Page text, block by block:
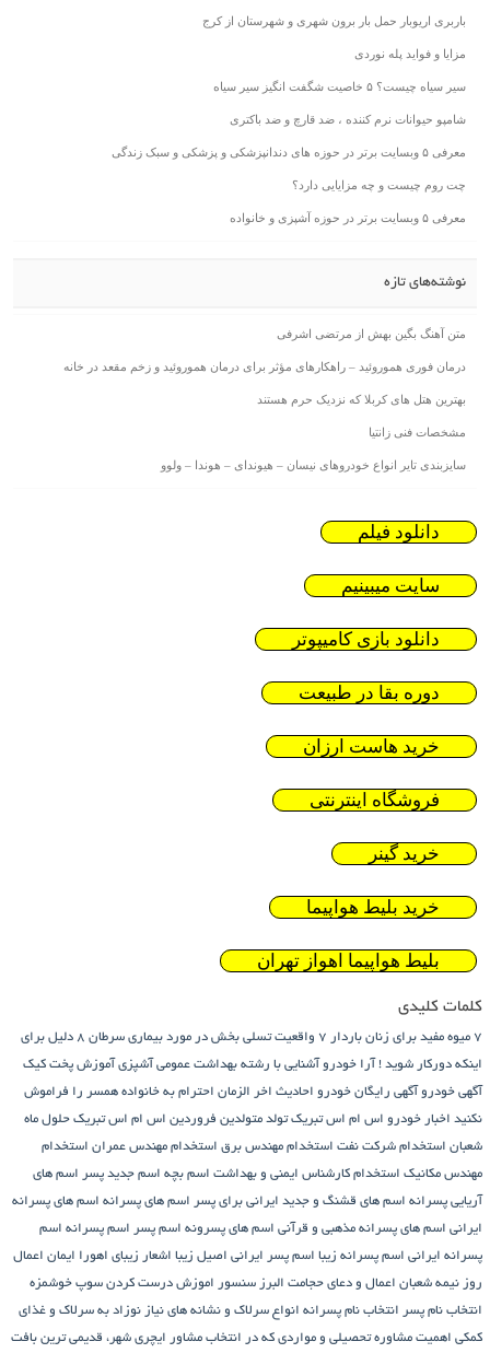
باربری اریوبار حمل بار برون شهری و شهرستان از کرج
مزایا و فواید پله نوردی
سیر سیاه چیست؟ ۵ خاصیت شگفت انگیز سیر سیاه
شامپو حیوانات نرم کننده ، ضد قارچ و ضد باکتری
معرفی ۵ وبسایت برتر در حوزه های دندانپزشکی و پزشکی و سبک زندگی
چت روم چیست و چه مزایایی دارد؟
معرفی ۵ وبسایت برتر در حوزه آشپزی و خانواده
نوشته‌های تازه
متن آهنگ بگین بهش از مرتضی اشرفی
درمان فوری هموروئید – راهکارهای مؤثر برای درمان هموروئید و زخم مقعد در خانه
بهترین هتل های کربلا که نزدیک حرم هستند
مشخصات فنی زانتیا
سایزبندی تایر انواع خودروهای نیسان – هیوندای – هوندا – ولوو
دانلود فیلم
سایت میبینیم
دانلود بازی کامیپوتر
دوره بقا در طبیعت
خرید هاست ارزان
فروشگاه اینترنتی
خرید گینر
خرید بلیط هواپیما
بلیط هواپیما اهواز تهران
کلمات کلیدی
7 میوه مفید برای زنان باردار 7 واقعیت تسلی بخش در مورد بیماری سرطان
8 دلیل برای
اینکه دورکار شوید ! آرا خودرو آشنایی با رشته بهداشت عمومی آشپزی آموزش پخت کیک
آگهی خودرو آگهی رایگان خودرو احادیث اخر الزمان احترام به خانواده همسر را فراموش
نکنید اخبار خودرو اس ام اس تبریک تولد متولدین فروردین اس ام اس تبریک حلول ماه
شعبان استخدام شرکت نفت استخدام مهندس برق استخدام مهندس عمران استخدام
مهندس مکانیک استخدام کارشناس ایمنی و بهداشت اسم بچه اسم جدید پسر اسم های
آریایی پسرانه اسم های قشنگ و جدید ایرانی برای پسر اسم های پسرانه اسم های پسرانه
ایرانی اسم های پسرانه مذهبی و قرآنی اسم های پسرونه اسم پسر اسم پسرانه اسم
پسرانه ایرانی اسم پسرانه زیبا اسم پسر ایرانی اصیل زیبا اشعار زیبای اهورا ایمان اعمال
روز نیمه شعبان اعمال و دعای حجامت البرز سنسور اموزش درست کردن سوپ خوشمزه
انتخاب نام پسر انتخاب نام پسرانه انواع سرلاک و نشانه های نیاز نوزاد به سرلاک و غذای
کمکی اهمیت مشاوره تحصیلی و مواردی که در انتخاب مشاور ایچری شهر، قدیمی ترین بافت